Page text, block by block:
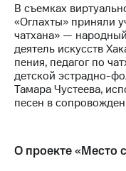
В съемках
«Оглахты» приняли
чатхана» —
деятель искусств
пения, педагог по
детской эстрадно-
Тамара Чустеева,
песен в
О проекте «Место